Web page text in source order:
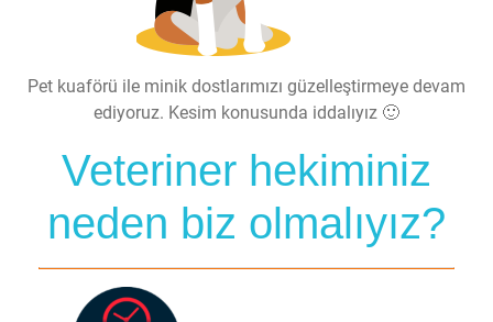
Pet kuaförü ile minik dostlarımızı güzelleştirmeye devam
ediyoruz. Kesim konusunda iddalıyız 🙂
Veteriner hekiminiz
neden biz olmalıyız?